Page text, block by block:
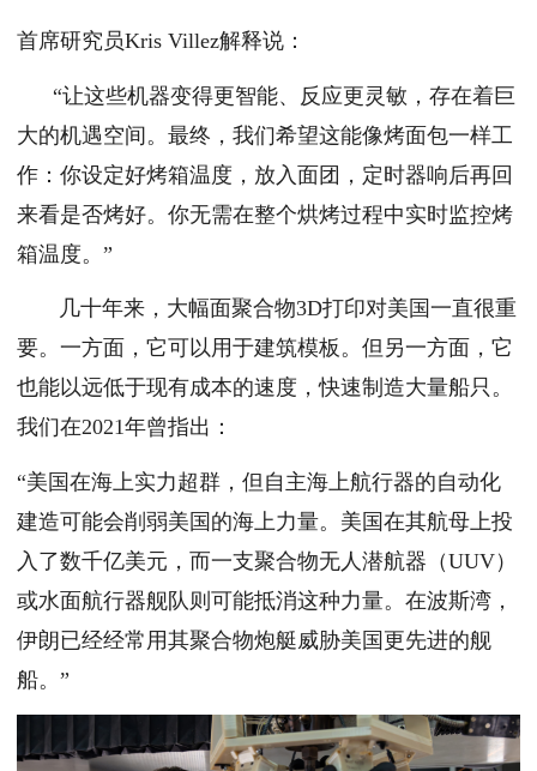
首席研究员Kris Villez解释说：
“让这些机器变得更智能、反应更灵敏，存在着巨
大的机遇空间。最终，我们希望这能像烤面包一样工
作：你设定好烤箱温度，放入面团，定时器响后再回
来看是否烤好。你无需在整个烘烤过程中实时监控烤
箱温度。”
几十年来，大幅面聚合物3D打印对美国一直很重
要。一方面，它可以用于建筑模板。但另一方面，它
也能以远低于现有成本的速度，快速制造大量船只。
我们在2021年曾指出：
“美国在海上实力超群，但自主海上航行器的自动化
建造可能会削弱美国的海上力量。美国在其航母上投
入了数千亿美元，而一支聚合物无人潜航器（UUV）
或水面航行器舰队则可能抵消这种力量。在波斯湾，
伊朗已经经常用其聚合物炮艇威胁美国更先进的舰
船。”